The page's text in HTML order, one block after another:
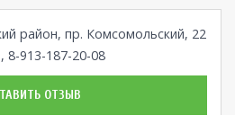
район, пр. Комсомольский, 22
8-913-187-20-08
ОТЗЫВ